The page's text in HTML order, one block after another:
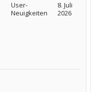
User-
Neuigkeiten
8. Juli
2026